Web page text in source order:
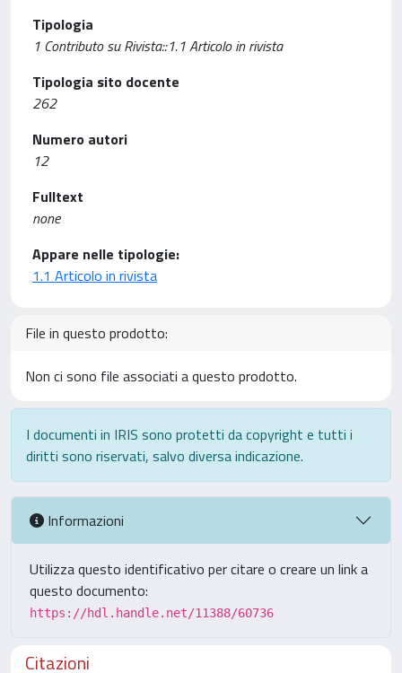
Tipologia
1 Contributo su Rivista::1.1 Articolo in rivista
Tipologia sito docente
262
Numero autori
12
Fulltext
none
Appare nelle tipologie:
1.1 Articolo in rivista
File in questo prodotto:
Non ci sono file associati a questo prodotto.
I documenti in IRIS sono protetti da copyright e tutti i
diritti sono riservati, salvo diversa indicazione.
Informazioni
Utilizza questo identificativo per citare o creare un link a
questo documento:
https://hdl.handle.net/11388/60736
Citazioni